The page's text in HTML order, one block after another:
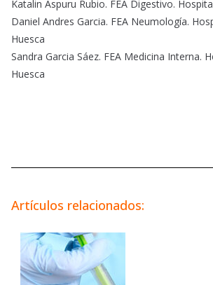
Katalin Aspuru Rubio. FEA Digestivo.
Daniel Andres Garcia. FEA Neumología.
Huesca
Sandra Garcia Sáez. FEA Medicina Interna.
Huesca
Artículos relacionados: